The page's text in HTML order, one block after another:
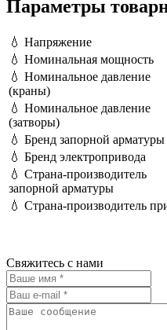
Параметры
💧 Напряжение
💧 Номинальная мощность
💧 Номинальное давление
(краны)
💧 Номинальное давление
(затворы)
💧 Бренд запорной арматуры
💧 Бренд электропривода
💧 Страна-производитель
запорной арматуры
💧 Страна-производитель
Свяжитесь с нами